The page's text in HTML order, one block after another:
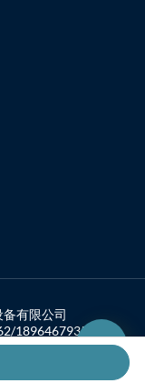
有限公司
18964679357
-2